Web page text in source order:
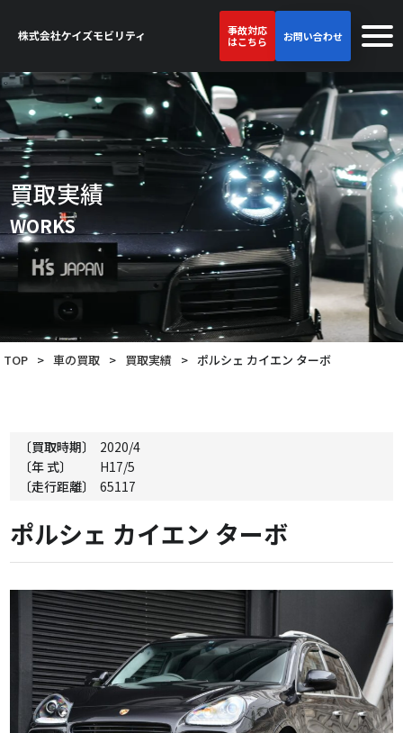
事故対応
はこちら
お問い合わせ
買取実績
WORKS
TOP > 車の買取 > 買取実績 > ポルシェ カイエン ターボ
〔買取時期〕
2020/4
〔年 式〕
H17/5
〔走行距離〕
65117
ポルシェ カイエン ターボ